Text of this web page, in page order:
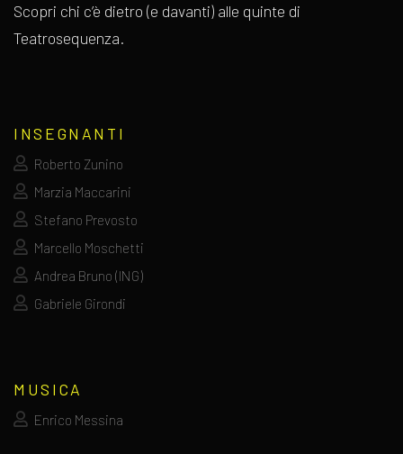
Scopri chi c’è dietro (e davanti) alle quinte di
Teatrosequenza.
INSEGNANTI
Roberto Zunino
Marzia Maccarini
Stefano Prevosto
Marcello Moschetti
Andrea Bruno (ING)
Gabriele Girondi
MUSICA
Enrico Messina